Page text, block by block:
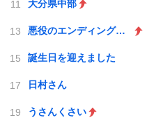
大分県中部
悪役のエンディングは死のみ
誕生日を迎えました
日村さん
うさんくさい